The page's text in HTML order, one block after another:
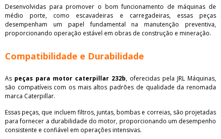
Desenvolvidas para promover o bom funcionamento de máquinas de
médio porte, como escavadeiras e carregadeiras, essas peças
desempenham um papel fundamental na manutenção preventiva,
proporcionando operação estável em obras de construção e mineração.
Compatibilidade e Durabilidade
As peças para motor caterpillar 232b, oferecidas pela JRL Máquinas,
são compatíveis com os mais altos padrões de qualidade da renomada
marca Caterpillar.
Essas peças, que incluem filtros, juntas, bombas e correias, são projetadas
para fornecer a durabilidade do motor, proporcionando um desempenho
consistente e confiável em operações intensivas.